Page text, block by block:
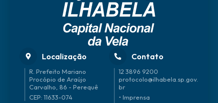
Localização
R. Prefeito Mariano
Procópio de Araújo
Carvalho, 86 - Perequê
CEP: 11633-074
Contato
12 3896 9200
protocolo@ilhabela.sp.gov.
br
• Imprensa